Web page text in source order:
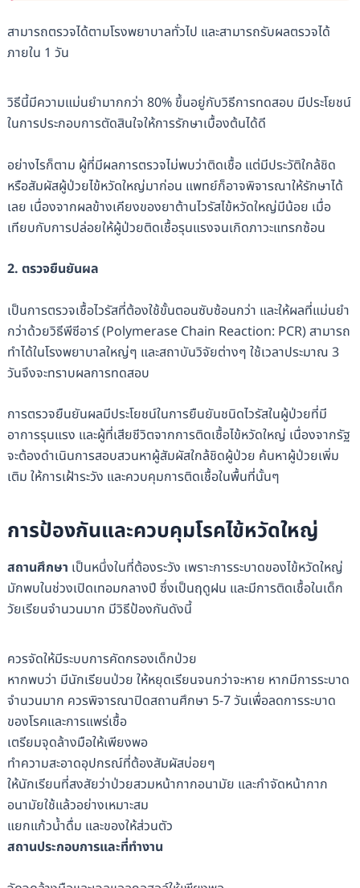
สามารถตรวจได้ตามโรงพยาบาลทั่วไป และสามารถรับผลตรวจได้
ภายใน 1 วัน
วิธีนี้มีความแม่นยำมากกว่า 80% ขึ้นอยู่กับวิธีการทดสอบ มีประโยชน์
ในการประกอบการตัดสินใจให้การรักษาเบื้องต้นได้ดี
อย่างไรก็ตาม ผู้ที่มีผลการตรวจไม่พบว่าติดเชื้อ แต่มีประวัติใกล้ชิด
หรือสัมผัสผู้ป่วยไข้หวัดใหญ่มาก่อน แพทย์ก็อาจพิจารณาให้รักษาได้
เลย เนื่องจากผลข้างเคียงของยาต้านไวรัสไข้หวัดใหญ่มีน้อย เมื่อ
เทียบกับการปล่อยให้ผู้ป่วยติดเชื้อรุนแรงจนเกิดภาวะแทรกซ้อน
2. ตรวจยืนยันผล
เป็นการตรวจเชื้อไวรัสที่ต้องใช้ขั้นตอนซับซ้อนกว่า และให้ผลที่แม่นยำ
กว่าด้วยวิธีพีซีอาร์ (Polymerase Chain Reaction: PCR) สามารถ
ทำได้ในโรงพยาบาลใหญ่ๆ และสถาบันวิจัยต่างๆ ใช้เวลาประมาณ 3
วันจึงจะทราบผลการทดสอบ
การตรวจยืนยันผลมีประโยชน์ในการยืนยันชนิดไวรัสในผู้ป่วยที่มี
อาการรุนแรง และผู้ที่เสียชีวิตจากการติดเชื้อไข้หวัดใหญ่ เนื่องจากรัฐ
จะต้องดำเนินการสอบสวนหาผู้สัมผัสใกล้ชิดผู้ป่วย ค้นหาผู้ป่วยเพิ่ม
เติม ให้การเฝ้าระวัง และควบคุมการติดเชื้อในพื้นที่นั้นๆ
การป้องกันและควบคุมโรคไข้หวัดใหญ่
สถานศึกษา เป็นหนึ่งในที่ต้องระวัง เพราะการระบาดของไข้หวัดใหญ่
มักพบในช่วงเปิดเทอมกลางปี ซึ่งเป็นฤดูฝน และมีการติดเชื้อในเด็ก
วัยเรียนจำนวนมาก มีวิธีป้องกันดังนี้
ควรจัดให้มีระบบการคัดกรองเด็กป่วย
หากพบว่า มีนักเรียนป่วย ให้หยุดเรียนจนกว่าจะหาย หากมีการระบาด
จำนวนมาก ควรพิจารณาปิดสถานศึกษา 5-7 วันเพื่อลดการระบาด
ของโรคและการแพร่เชื้อ
เตรียมจุดล้างมือให้เพียงพอ
ทำความสะอาดอุปกรณ์ที่ต้องสัมผัสบ่อยๆ
ให้นักเรียนที่สงสัยว่าป่วยสวมหน้ากากอนามัย และกำจัดหน้ากาก
อนามัยใช้แล้วอย่างเหมาะสม
แยกแก้วน้ำดื่ม และของให้ส่วนตัว
สถานประกอบการและที่ทำงาน